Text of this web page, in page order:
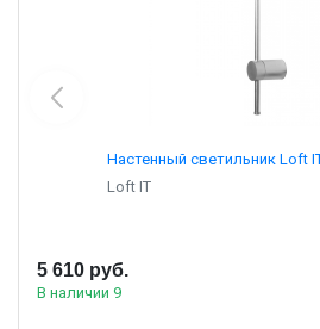
Настенный светильник Loft
Loft IT
5 610 руб.
В наличии 9